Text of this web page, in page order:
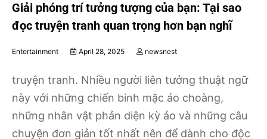
Giải phóng trí tưởng tượng của bạn: Tại sao
đọc truyện tranh quan trọng hơn bạn nghĩ
Entertainment April 28, 2025 newsnest
truyện tranh. Nhiều người liên tưởng thuật ngữ
này với những chiến binh mặc áo choàng,
những nhân vật phản diện kỳ ​​ảo và những câu
chuyện đơn giản tốt nhất nên để dành cho độc